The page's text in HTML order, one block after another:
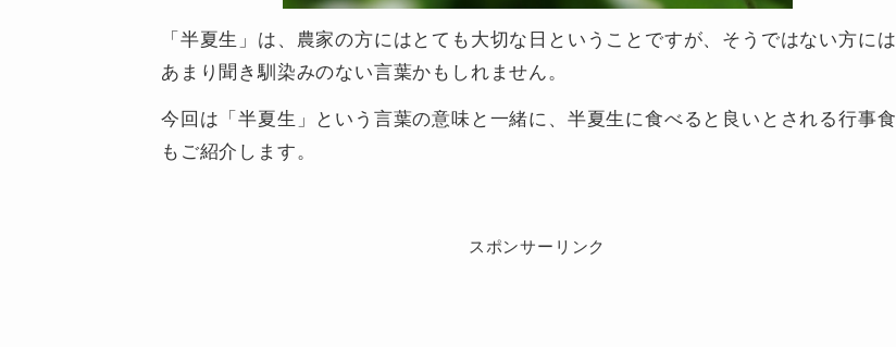
「半夏生」は、農家の方にはとても大切な日ということですが、そうではない方には
あまり聞き馴染みのない言葉かもしれません。
今回は「半夏生」という言葉の意味と一緒に、半夏生に食べると良いとされる行事食
もご紹介します。
スポンサーリンク